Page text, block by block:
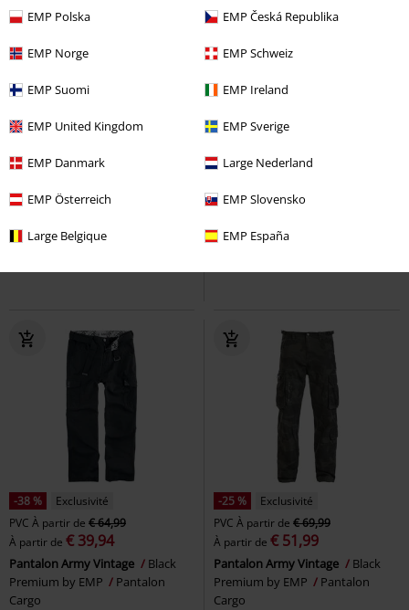
EMP Polska EMP Česká Republika
EMP Norge EMP Schweiz
EMP Suomi EMP Ireland
EMP United Kingdom EMP Sverige
EMP Danmark Large Nederland
EMP Österreich EMP Slovensko
Large Belgique EMP España
-33 %
€ 19,99
Délavé
Rock Rebel by EMP
À partir de€ 16,99
Classics
Short de bain
-38 %
Exclusivité
PVC À partir de € 64,99
À partir de € 39,94
Pantalon Army Vintage
Black
Premium by EMP
Pantalon
Cargo
-25 %
Exclusivité
PVC À partir de € 69,99
À partir de € 51,99
Pantalon Army Vintage
Black
Premium by EMP
Pantalon
Cargo